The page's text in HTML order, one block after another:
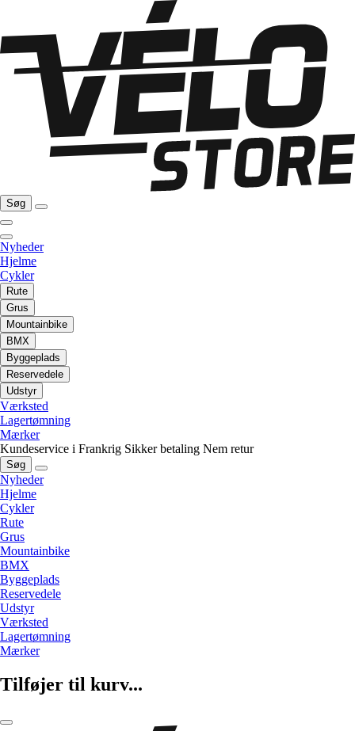
Søg
Nyheder
Hjelme
Cykler
Rute
Grus
Mountainbike
BMX
Byggeplads
Reservedele
Udstyr
Værksted
Lagertømning
Mærker
Kundeservice i Frankrig Sikker betaling Nem retur
Søg
Nyheder
Hjelme
Cykler
Rute
Grus
Mountainbike
BMX
Byggeplads
Reservedele
Udstyr
Værksted
Lagertømning
Mærker
Tilføjer til kurv...